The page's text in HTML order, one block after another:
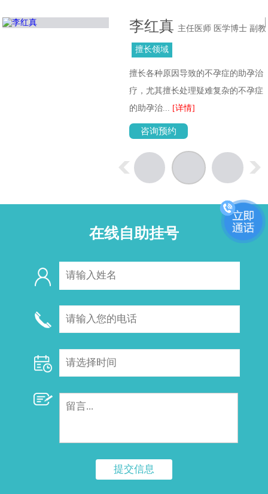
李红真 主任医师 医学博士 副教
授擅长领域
擅长各种原因导致的不孕症的助孕治
疗，尤其擅长处理疑难复杂的不孕症
的助孕治... [详情]
咨询预约
在线自助挂号
提交信息